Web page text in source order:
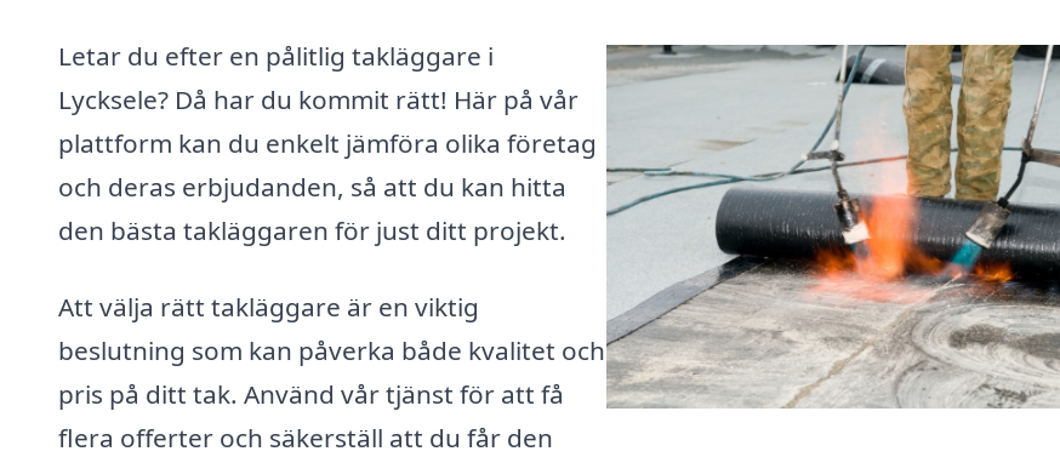
Letar du efter en pålitlig takläggare i
Lycksele? Då har du kommit rätt! Här på vår
plattform kan du enkelt jämföra olika företag
och deras erbjudanden, så att du kan hitta
den bästa takläggaren för just ditt projekt.
Att välja rätt takläggare är en viktig
beslutning som kan påverka både kvalitet och
pris på ditt tak. Använd vår tjänst för att få
flera offerter och säkerställ att du får den